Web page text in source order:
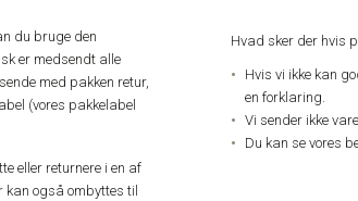
du bruge den
er medsendt alle
med pakken retur,
(vores pakkelabel
eller returnere i en af
kan også ombyttes til
Hvad sker der hvis
Hvis vi ikke kan
en forklaring.
Vi sender ikke
Du kan se vores